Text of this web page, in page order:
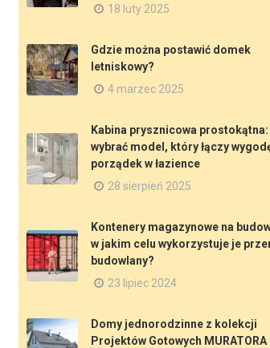
18 luty 2025
Gdzie można postawić domek
letniskowy?
4 marzec 2025
Kabina prysznicowa
wybrać model, który łączy
porządek w łazience
28 sierpień 2025
Kontenery magazynowe na
w jakim celu wykorzystuje je
budowlany?
23 lipiec 2024
Domy jednorodzinne z kolekcji
Projektów Gotowych MURATORA